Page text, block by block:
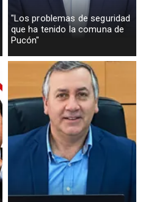
"Los problemas de seguridad
que ha tenido la comuna de
Pucón"